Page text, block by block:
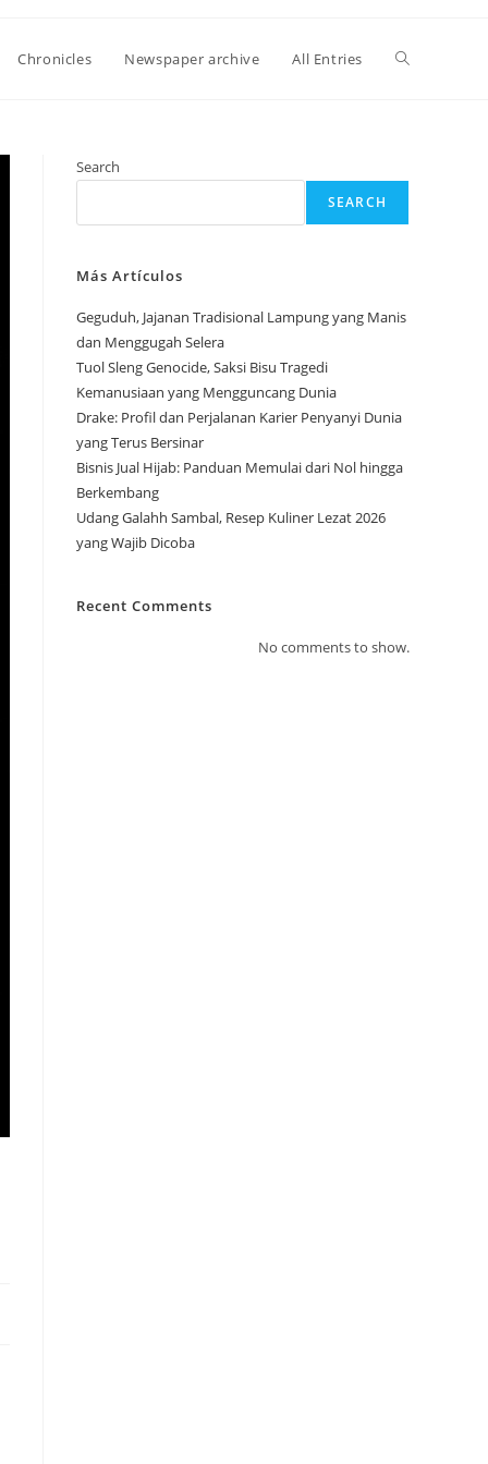
Chronicles Newspaper archive All Entries Toggle
search
Search
SEARCH
Más Artículos
Geguduh, Jajanan Tradisional Lampung yang Manis
dan Menggugah Selera
Tuol Sleng Genocide, Saksi Bisu Tragedi
Kemanusiaan yang Mengguncang Dunia
Drake: Profil dan Perjalanan Karier Penyanyi Dunia
yang Terus Bersinar
Bisnis Jual Hijab: Panduan Memulai dari Nol hingga
Berkembang
Udang Galahh Sambal, Resep Kuliner Lezat 2026
yang Wajib Dicoba
Recent Comments
No comments to show.